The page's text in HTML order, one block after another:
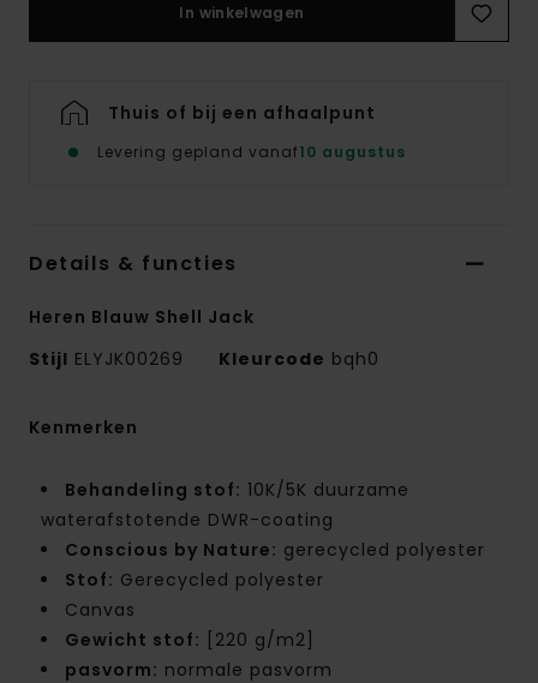
In winkelwagen
Thuis of bij een afhaalpunt
Levering gepland vanaf10 augustus
Details & functies
Heren Blauw Shell Jack
Stijl ELYJK00269 Kleurcode bqh0
Kenmerken
Behandeling stof: 10K/5K duurzame
waterafstotende DWR-coating
Conscious by Nature: gerecycled polyester
Stof: Gerecycled polyester
Canvas
Gewicht stof: [220 g/m2]
pasvorm: normale pasvorm